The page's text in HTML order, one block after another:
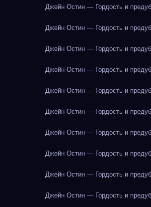
Джейн Остин — Гордость и
Джейн Остин — Гордость и
Джейн Остин — Гордость и
Джейн Остин — Гордость и
Джейн Остин — Гордость и
Джейн Остин — Гордость и
Джейн Остин — Гордость и
Джейн Остин — Гордость и
Джейн Остин — Гордость и
Джейн Остин — Гордость и